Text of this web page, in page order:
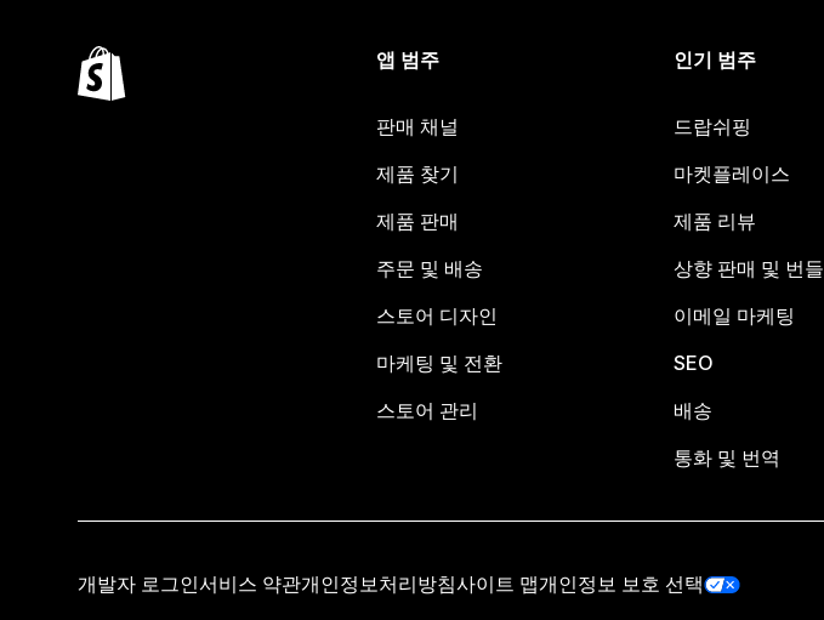
앱 범주
판매 채널
제품 찾기
제품 판매
주문 및 배송
스토어 디자인
마케팅 및 전환
스토어 관리
인기 범주
드랍쉬핑
마켓플레이스
제품 리뷰
상향 판매 및 번들
이메일 마케팅
SEO
배송
통화 및 번역
개발자 로그인서비스 약관개인정보처리방침사이트 맵개인정보 보호 선택